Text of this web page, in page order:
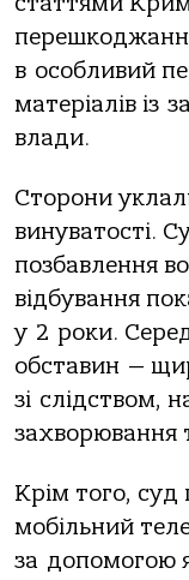
в особливий
матеріалів із
влади.
Сторони
винуватості.
позбавлення
відбування
у 2 роки.
обставин —
зі слідством,
захворювання
Крім того, суд
мобільний
за допомогою